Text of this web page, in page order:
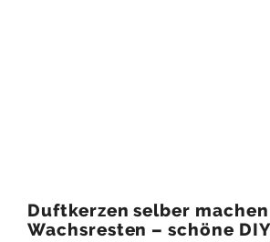
Duftkerzen selber
Wachsresten – schöne